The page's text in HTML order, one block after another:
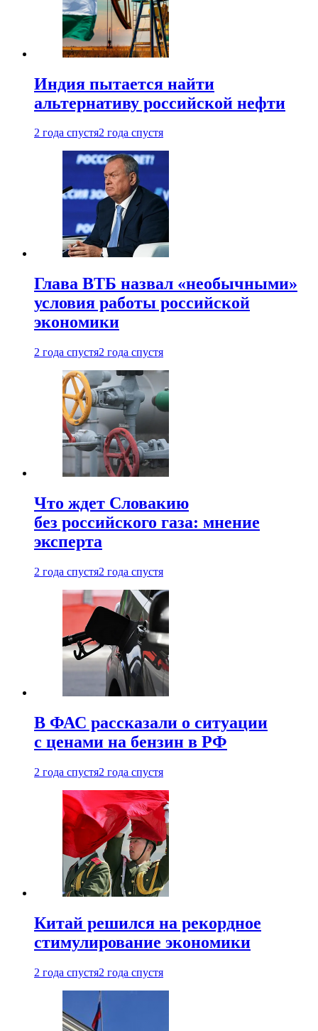
Индия пытается найти
альтернативу российской нефти
2 года спустя2 года спустя
Глава ВТБ назвал «необычными»
условия работы российской
экономики
2 года спустя2 года спустя
Что ждет Словакию
без российского газа: мнение
эксперта
2 года спустя2 года спустя
В ФАС рассказали о ситуации
с ценами на бензин в РФ
2 года спустя2 года спустя
Китай решился на рекордное
стимулирование экономики
2 года спустя2 года спустя